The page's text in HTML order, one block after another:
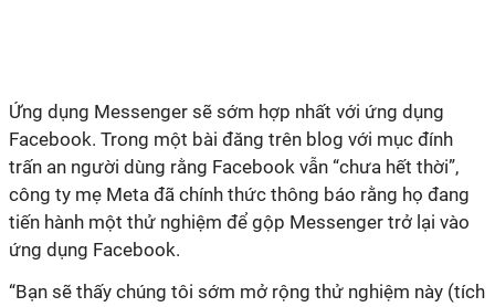
Ứng dụng Messenger sẽ sớm hợp nhất với ứng dụng
Facebook. Trong một bài đăng trên blog với mục đính
trấn an người dùng rằng Facebook vẫn “chưa hết thời”,
công ty mẹ Meta đã chính thức thông báo rằng họ đang
tiến hành một thử nghiệm để gộp Messenger trở lại vào
ứng dụng Facebook.
“Bạn sẽ thấy chúng tôi sớm mở rộng thử nghiệm này (tích